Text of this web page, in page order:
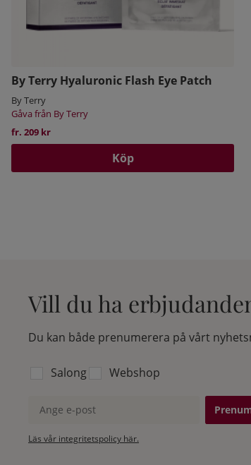
By Terry Hyaluronic Flash Eye Patch
By Terry
Gåva från By Terry
fr. 209 kr
Köp
Vill du ha
Du kan både prenumerera på vårt
Välj vilken lista du vill prenumerera på:
Salong
Webshop
Ange e-post
Läs vår integritetspolicy här.